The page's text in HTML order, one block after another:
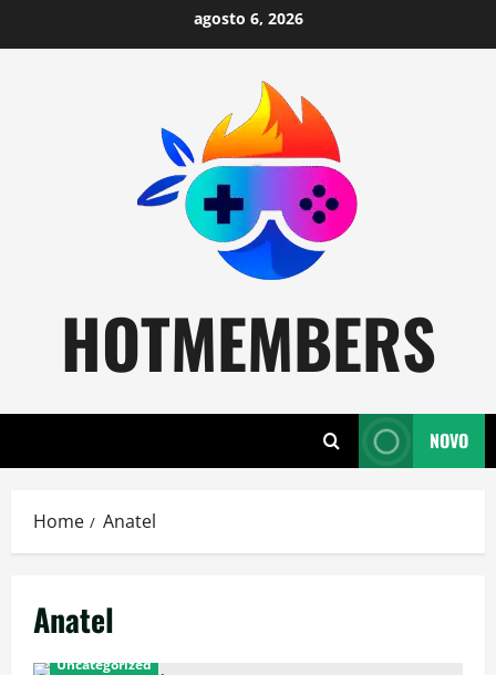
to
agosto 6, 2026
HOTMEMBERS
NOVO
Home Anatel
Anatel
Uncategorized